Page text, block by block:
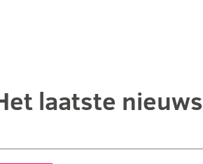
laatste nieuws